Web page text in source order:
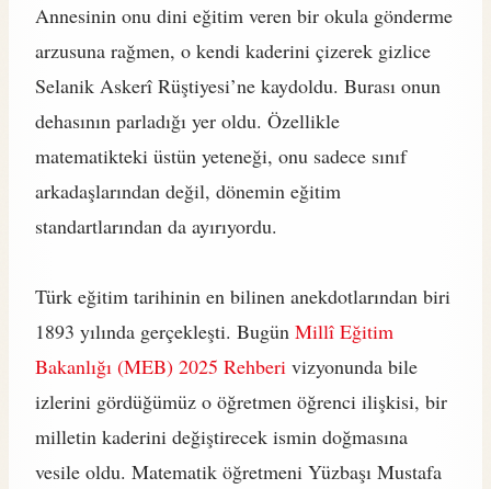
Annesinin onu dini eğitim veren bir okula gönderme
arzusuna rağmen, o kendi kaderini çizerek gizlice
Selanik Askerî Rüştiyesi’ne kaydoldu. Burası onun
dehasının parladığı yer oldu. Özellikle
matematikteki üstün yeteneği, onu sadece sınıf
arkadaşlarından değil, dönemin eğitim
standartlarından da ayırıyordu.
Türk eğitim tarihinin en bilinen anekdotlarından biri
1893 yılında gerçekleşti. Bugün Millî Eğitim
Bakanlığı (MEB) 2025 Rehberi vizyonunda bile
izlerini gördüğümüz o öğretmen öğrenci ilişkisi, bir
milletin kaderini değiştirecek ismin doğmasına
vesile oldu. Matematik öğretmeni Yüzbaşı Mustafa